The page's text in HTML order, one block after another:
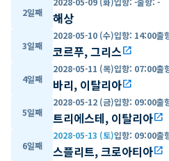
2일째 해상
3일째
2028-05-10 (수)입항: 14:00출
코르푸, 그리스open_in_new
4일째
2028-05-11 (목)입항: 07:00출
바리, 이탈리아open_in_new
5일째
2028-05-12 (금)입항: 09:00출
트리에스테, 이탈리아open_in_new
6일째
2028-05-13 (토)입항: 09:00출
스플리트, 크로아티아open_in_new